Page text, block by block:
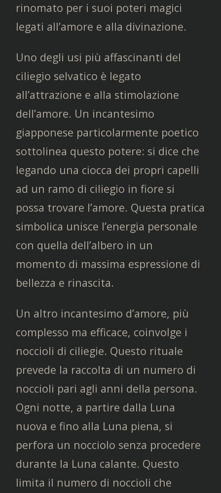
rinomato per i suoi poteri magici
legati all’amore e alla divinazione.
Uno degli usi più affascinanti del
ciliegio selvatico è legato
all’attrazione e alla stimolazione
dell’amore. Un incantesimo
giapponese particolarmente poetico
sottolinea questo potere: si dice che
legando una ciocca dei propri capelli
ad un ramo di ciliegio in fiore si
possa trovare l’amore. Questa pratica
simbolica unisce l’energia personale
con quella dell’albero in un
momento di massima espressione di
bellezza e rinascita.
Un altro incantesimo d’amore, più
complesso ma efficace, coinvolge i
noccioli di ciliegie. Questo rituale
prevede la raccolta di un numero di
noccioli pari agli anni della persona.
Ogni notte, a partire dalla Luna
nuova e fino alla Luna piena, si
perfora un nocciolo senza procedere
durante la Luna calante. Questo
limita il numero di noccioli che